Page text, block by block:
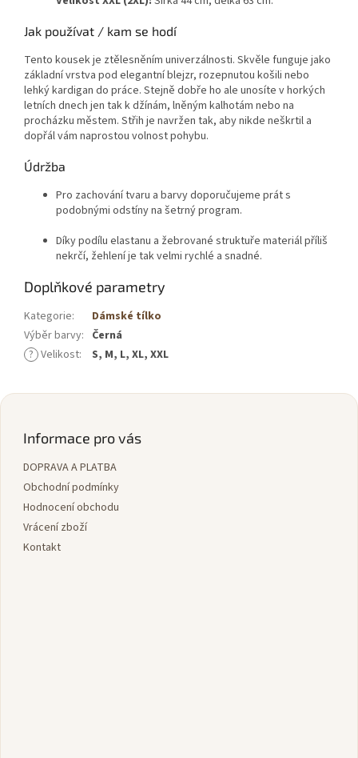
Jak používat / kam se hodí
Tento kousek je ztělesněním univerzálnosti. Skvěle funguje jako
základní vrstva pod elegantní blejzr, rozepnutou košili nebo
lehký kardigan do práce. Stejně dobře ho ale unosíte v horkých
letních dnech jen tak k džínám, lněným kalhotám nebo na
procházku městem. Střih je navržen tak, aby nikde neškrtil a
dopřál vám naprostou volnost pohybu.
Údržba
Pro zachování tvaru a barvy doporučujeme prát s
podobnými odstíny na šetrný program.
Díky podílu elastanu a žebrované struktuře materiál příliš
nekrčí, žehlení je tak velmi rychlé a snadné.
Doplňkové parametry
Kategorie:
Dámské tílko
Výběr barvy: Černá
? Velikost: S, M, L, XL, XXL
Z
Informace pro vás
DOPRAVA A PLATBA
Obchodní podmínky
Hodnocení obchodu
Vrácení zboží
Kontakt